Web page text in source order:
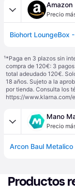
Amazon
Precio
¹*Paga en 3 plazos sin
compra de 120€: 3
total adeudado 120€.
18 años. Sujeto a la
por tienda. Consulta los
https://www.klarna.com/
Mano
Precio
Productos